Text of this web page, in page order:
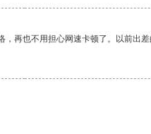
再也不用担心网速卡顿了。以前出